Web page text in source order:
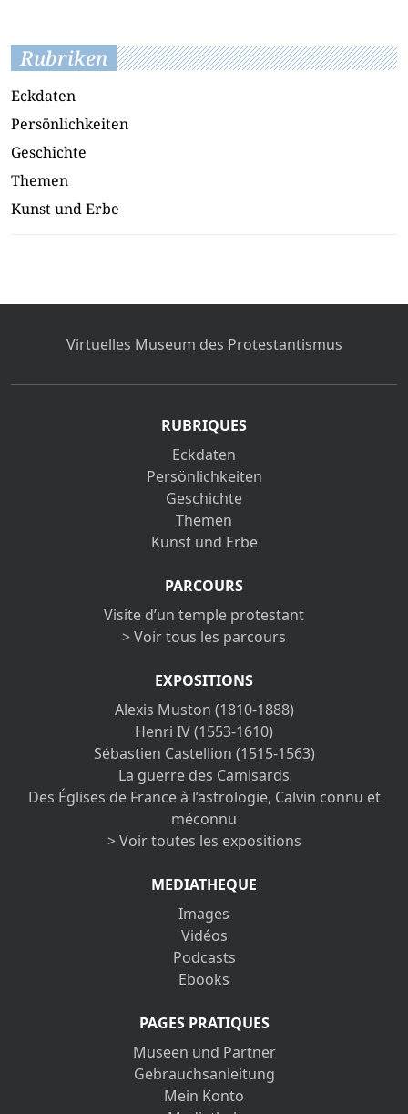
Rubriken
Eckdaten
Persönlichkeiten
Geschichte
Themen
Kunst und Erbe
Virtuelles Museum des Protestantismus
RUBRIQUES
Eckdaten
Persönlichkeiten
Geschichte
Themen
Kunst und Erbe
PARCOURS
Visite d’un temple protestant
> Voir tous les parcours
EXPOSITIONS
Alexis Muston (1810-1888)
Henri IV (1553-1610)
Sébastien Castellion (1515-1563)
La guerre des Camisards
Des Églises de France à l’astrologie, Calvin connu et
méconnu
> Voir toutes les expositions
MEDIATHEQUE
Images
Vidéos
Podcasts
Ebooks
PAGES PRATIQUES
Museen und Partner
Gebrauchsanleitung
Mein Konto